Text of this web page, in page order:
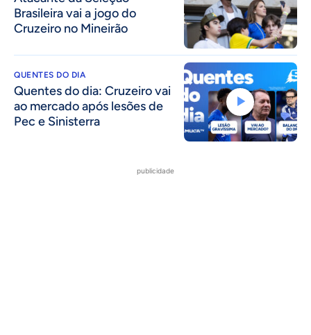
Brasileira vai a jogo do
Cruzeiro no Mineirão
QUENTES DO DIA
Quentes do dia: Cruzeiro vai
ao mercado após lesões de
Pec e Sinisterra
publicidade